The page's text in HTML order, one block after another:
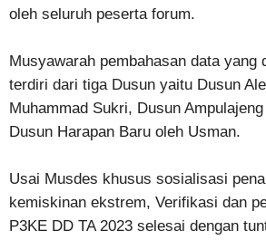
oleh seluruh peserta forum.
Musyawarah pembahasan data yang
terdiri dari tiga Dusun yaitu Dusun
Muhammad Sukri, Dusun
Dusun Harapan Baru oleh Usman.
Usai Musdes khusus sosialisasi
kemiskinan ekstrem, Verifikasi dan
P3KE DD TA 2023 selesai dengan